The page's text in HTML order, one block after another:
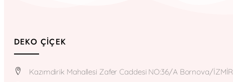
DEKO ÇIÇEK
Kazımdirik Mahallesi Zafer Caddesi NO:36/A Bornova/İZMİR